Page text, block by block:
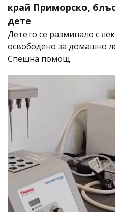
край Приморско,
дете
Детето се разминало с
освободено за домашно
Спешна помощ